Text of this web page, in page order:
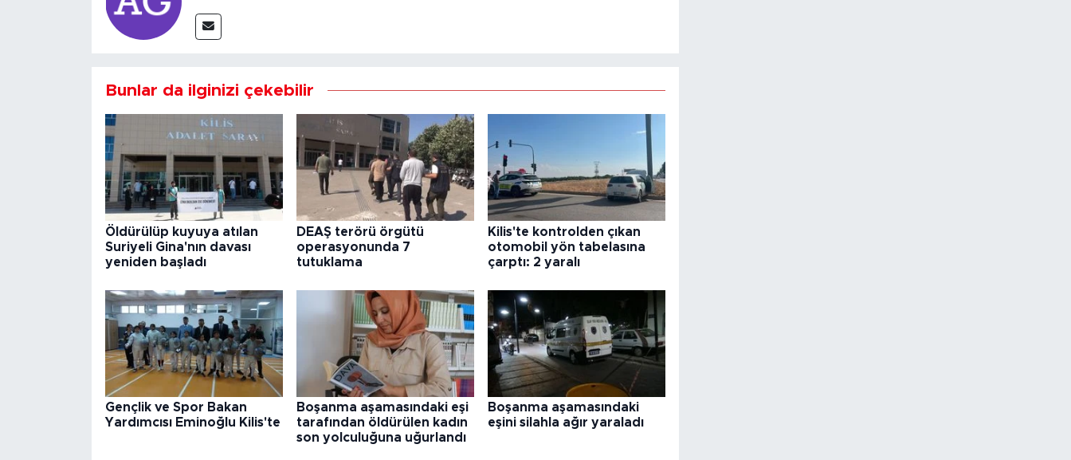
Bunlar da ilginizi çekebilir
Öldürülüp kuyuya atılan
Suriyeli Gina'nın davası
yeniden başladı
DEAŞ terörü örgütü
operasyonunda 7
tutuklama
Kilis'te kontrolden çıkan
otomobil yön tabelasına
çarptı: 2 yaralı
Gençlik ve Spor Bakan
Yardımcısı Eminoğlu Kilis'te
Boşanma aşamasındaki eşi
tarafından öldürülen kadın
son yolculuğuna uğurlandı
Boşanma aşamasındaki
eşini silahla ağır yaraladı